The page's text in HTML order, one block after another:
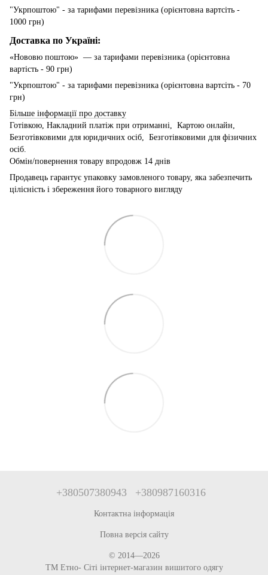
"Укрпоштою" - за тарифами перевізника (орієнтовна вартсіть -
1000 грн)
Доставка по Україні:
«Нововю поштою» — за тарифами перевізника (орієнтовна
вартість - 90 грн)
"Укрпоштою" - за тарифами перевізника (орієнтовна вартсіть - 70
грн)
Більше інформації про доставку
Готівкою, Накладний платіж при отриманні, Картою онлайн,
Безготівковими для юридичних осіб, Безготівковими для фізичних
осіб.
Обмін/повернення товару впродовж 14 днів
Продавець гарантує упаковку замовленого товару, яка забезпечить
цілісність і збереження його товарного вигляду
+380507380943 +380987160316
Контактна інформація
Повна версія сайту
© 2014—2026
ТМ Етно- Сіті інтернет-магазин вишитого одягу